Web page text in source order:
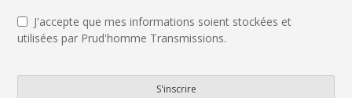
J'accepte que mes informations soient stockées et
utilisées par Prud'homme Transmissions.
S'inscrire